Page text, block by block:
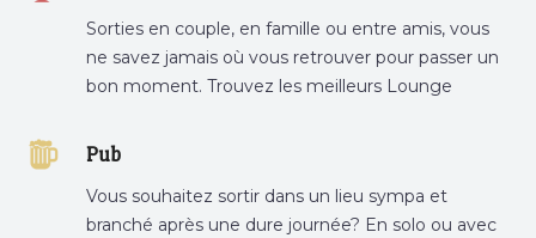
Sorties en couple, en famille ou entre amis, vous
ne savez jamais où vous retrouver pour passer un
bon moment. Trouvez les meilleurs Lounge
Pub
Vous souhaitez sortir dans un lieu sympa et
branché après une dure journée? En solo ou avec